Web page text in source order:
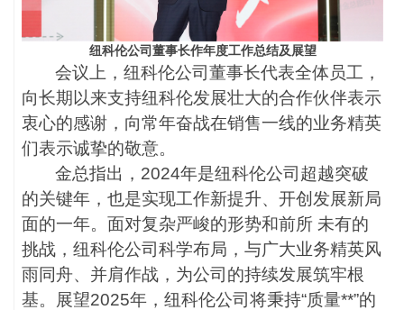
纽科伦公司董事长作年度工作总结及展望
会议上，纽科伦公司董事长代表全体员工，
向长期以来支持纽科伦发展壮大的合作伙伴表示
衷心的感谢，向常年奋战在销售一线的业务精英
们表示诚挚的敬意。
金总指出， 2024年是纽科伦公司超越突破
的关键年，也是实现工作新提升、开创发展新局
面的一年。面对复杂严峻的形势和前所 未有的
挑战，纽科伦公司科学布局，与广大业务精英风
雨同舟、并肩作战，为公司的持续发展筑牢根
基。展望2025年，纽科伦公司将秉持“质量**”的